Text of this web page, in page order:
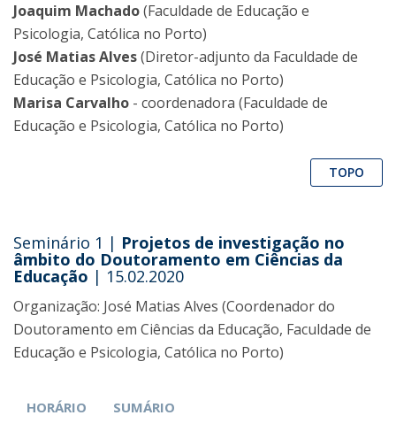
Joaquim Machado(Faculdade de Educação e
Psicologia, Católica no Porto)
José Matias Alves(Diretor-adjunto da Faculdade de
Educação e Psicologia, Católica no Porto)
Marisa Carvalho - coordenadora (Faculdade de
Educação e Psicologia, Católica no Porto)
TOPO
Seminário 1 | Projetos de investigação no
âmbito do Doutoramento em Ciências da
Educação | 15.02.2020
Organização: José Matias Alves (Coordenador do
Doutoramento em Ciências da Educação, Faculdade de
Educação e Psicologia, Católica no Porto)
HORÁRIO SUMÁRIO